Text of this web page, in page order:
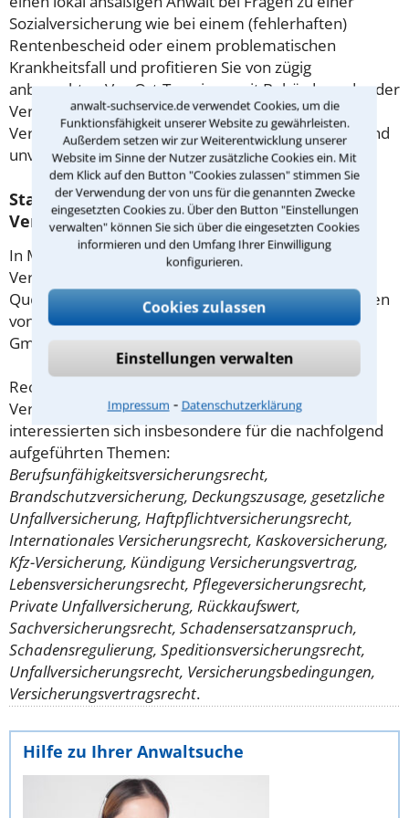
anwalt-suchservice.de verwendet Cookies, um die
Funktionsfähigkeit unserer Website zu gewährleisten.
Außerdem setzen wir zur Weiterentwicklung unserer
Website im Sinne der Nutzer zusätzliche Cookies ein. Mit
dem Klick auf den Button "Cookies zulassen" stimmen Sie
der Verwendung der von uns für die genannten Zwecke
eingesetzten Cookies zu. Über den Button "Einstellungen
verwalten" können Sie sich über die eingesetzten Cookies
informieren und den Umfang Ihrer Einwilligung
konfigurieren.
Cookies zulassen
Einstellungen verwalten
Impressum ⁃ Datenschutzerklärung
Sozialversicherung wie bei einem (fehlerhaften)
Rentenbescheid oder einem problematischen
Krankheitsfall und profitieren Sie von zügig
anberaubten Vor-Ort-Terminen mit Behörden oder der
Versicherungsgesellschaft. Anwälte für
Versicherungsrecht in March gleich hier einsehen und
unverbindlich kontaktieren.
Statistische Daten zu Anwälten für
Versicherungsrecht in March
In March gibt es 1 Rechtsanwalt, der Mandanten im
Versicherungsrecht berät.
Quelle: Anwalt- und Notarverzeichnis, herausgegeben
von der Anwalt Suchservice Verlag Dr. Otto Schmidt
GmbH
Rechtsuchende, die nach einem Anwalt für
Versicherungsrecht in March gesucht haben,
interessierten sich insbesondere für die nachfolgend
aufgeführten Themen:
Berufsunfähigkeitsversicherungsrecht,
Brandschutzversicherung, Deckungszusage, gesetzliche
Unfallversicherung, Haftpflichtversicherungsrecht,
Internationales Versicherungsrecht, Kaskoversicherung,
Kfz-Versicherung, Kündigung Versicherungsvertrag,
Lebensversicherungsrecht, Pflegeversicherungsrecht,
Private Unfallversicherung, Rückkaufswert,
Sachversicherungsrecht, Schadensersatzanspruch,
Schadensregulierung, Speditionsversicherungsrecht,
Unfallversicherungsrecht, Versicherungsbedingungen,
Versicherungsvertragsrecht.
Hilfe zu Ihrer Anwaltsuche